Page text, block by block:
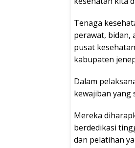
Tenaga
perawat, bidan,
pusat
kabupaten
Dalam
kewajiban yang
Mereka
berdedikasi
dan pelatihan